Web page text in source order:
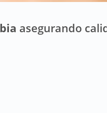
asegurando